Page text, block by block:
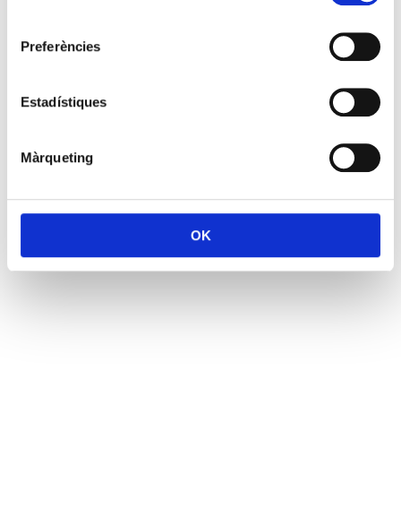
Preferències
Estadístiques
Màrqueting
OK